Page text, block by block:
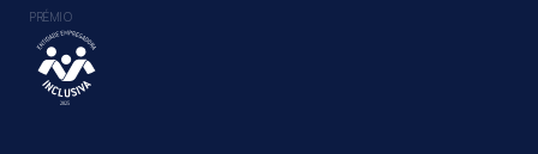
PRÉMIO